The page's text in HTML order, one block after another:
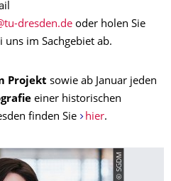
oder holen Sie
im Sachgebiet ab.
Projekt sowie ab Januar jeden
einer historischen
finden Sie
hier.
© SGDM